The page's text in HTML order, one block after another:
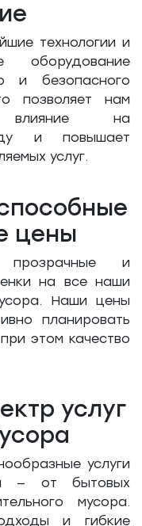
технологии и
оборудование
и безопасного
позволяет нам
влияние на
и повышает
услуг.
цены
и
на все наши
Наши цены
планировать
этом качество
услуг
услуги
— от бытовых
мусора.
и гибкие